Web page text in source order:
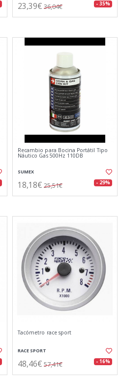
23,39€ 36,04€ - 35%
Recambio para Bocina Portátil Tipo
Náutico Gas 500Hz 110DB
SUMEX
18,18€ 25,51€ - 29%
Tacómetro race sport
RACE SPORT
48,46€ 57,41€ - 16%